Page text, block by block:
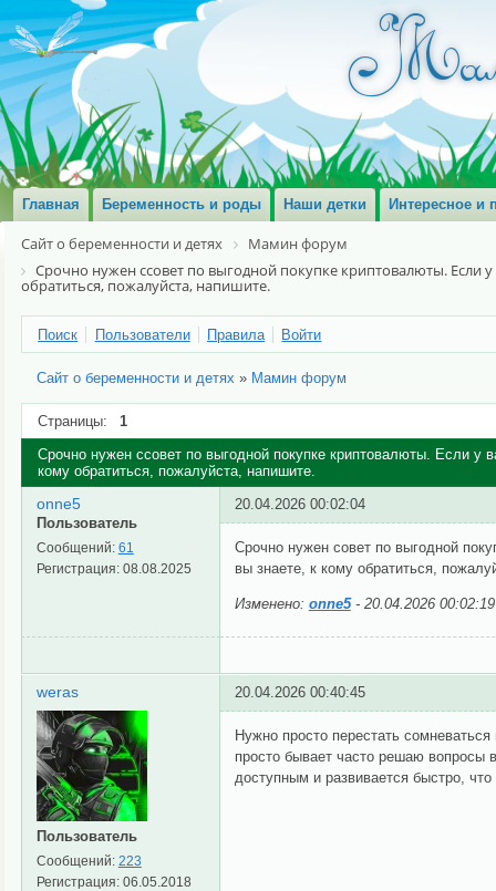
Главная Беременность и роды Наши детки Интересное и
Сайт о беременности и детях
Мамин форум
Срочно нужен ссовет по выгодной покупке криптовалюты.
обратиться, пожалуйста, напишите.
Поиск Пользователи Правила Войти
Сайт о беременности и детях » Мамин форум
Страницы: 1
Срочно нужен ссовет по выгодной покупке криптовалюты. Если
кому обратиться, пожалуйста, напишите.
onne5
Пользователь
Сообщений: 61
Регистрация: 08.08.2025
20.04.2026 00:02:04
Срочно нужен совет по выгодной
вы знаете, к кому обратиться,
Изменено: onne5- 20.04.2026 00:02:19
weras
Пользователь
Сообщений: 223
Регистрация: 06.05.2018
20.04.2026 00:40:45
Нужно просто перестать
просто бывает часто решаю вопросы
доступным и развивается быстро,